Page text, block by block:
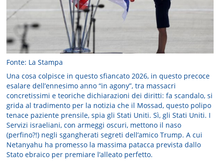
Fonte: La Stampa
Una cosa colpisce in questo sfiancato 2026, in questo precoce
esalare dell’ennesimo anno “in agony”, tra massacri
concretissimi e teoriche dichiarazioni dei diritti: fa scandalo, si
grida al tradimento per la notizia che il Mossad, questo polipo
tenace paziente prensile, spia gli Stati Uniti. Sì, gli Stati Uniti. I
Servizi israeliani, con armeggi oscuri, mettono il naso
(perfino?!) negli sgangherati segreti dell’amico Trump. A cui
Netanyahu ha promesso la massima patacca prevista dallo
Stato ebraico per premiare l’alleato perfetto.